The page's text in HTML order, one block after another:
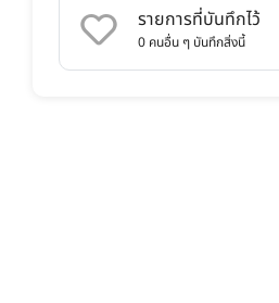
รายการที่บันทึกไว้
0 คนอื่น ๆ บันทึกสิ่งนี้